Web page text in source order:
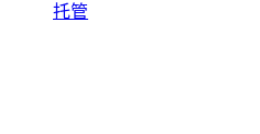
托管